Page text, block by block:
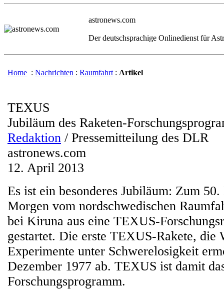
astronews.com
Der deutschsprachige Onlinedienst für
Home : Nachrichten : Raumfahrt : Artikel
TEXUS
Jubiläum des Raketen-
Redaktion / Pressemitteilung des DLR
astronews.com
12. April 2013
Es ist ein besonderes Jubiläum: Zum
Morgen vom nordschwedischen
bei Kiruna aus eine TEXUS-
gestartet. Die erste TEXUS-Rakete, die
Experimente unter Schwerelosigkeit
Dezember 1977 ab. TEXUS ist damit
Forschungsprogramm.